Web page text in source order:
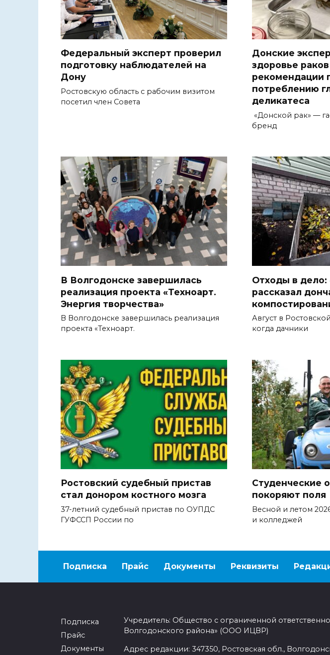
Федеральный эксперт проверил
подготовку наблюдателей на
Дону
Ростовскую область с рабочим визитом
посетил член Совета
Донские
здоровье
рекомендации
потреблению
деликатеса
«Донской рак» —
бренд
В Волгодонске завершилась
реализация проекта «Техноарт.
Энергия творчества»
В Волгодонске завершилась реализация
проекта «Техноарт.
Отходы в дело:
рассказал
Август в
когда дачники
Ростовский судебный пристав
стал донором костного мозга
37-летний судебный пристав по ОУПДС
ГУФССП России по
Студенческие
покоряют поля
Весной и летом
и колледжей
Подписка Прайс Документы Реквизиты
Подписка
Прайс
Документы
Учредитель: Общество с ограниченной
Волгодонского района» (ООО ИЦВР)
Адрес редакции: 347350, Ростовская обл.,